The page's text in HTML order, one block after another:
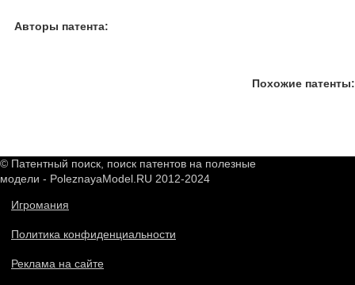
Авторы патента:
Похожие патенты:
© Патентный поиск, поиск патентов на полезные
модели - PoleznayaModel.RU 2012-2024
Игромания
Политика конфиденциальности
Реклама на сайте